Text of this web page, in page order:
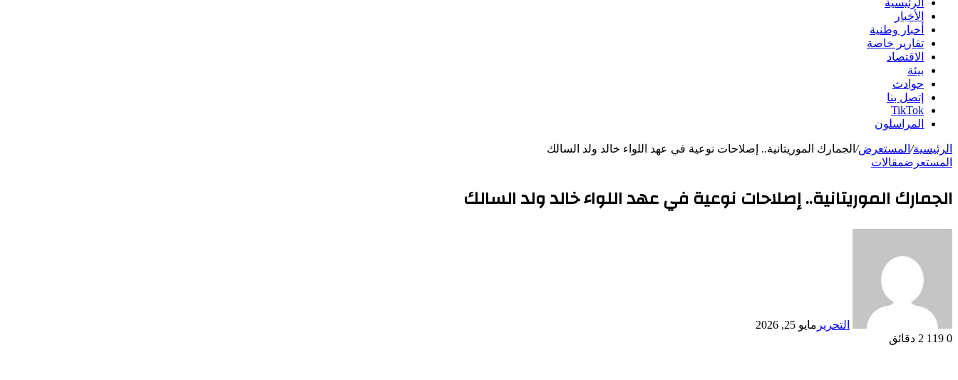
الرئيسية
الأخبار
أخبار وطنية
تقارير خاصة
الاقتصاد
بيئة
حوادث
إتصل بنا
TikTok
المراسلون
الرئيسية/ المستعرض/ الجمارك الموريتانية.. إصلاحات نوعية في عهد اللواء خالد ولد السالك
المستعرضمقالات
الجمارك الموريتانية.. إصلاحات نوعية في عهد اللواء خالد ولد السالك
التحرير مايو 25, 2026
0
2 دقائق